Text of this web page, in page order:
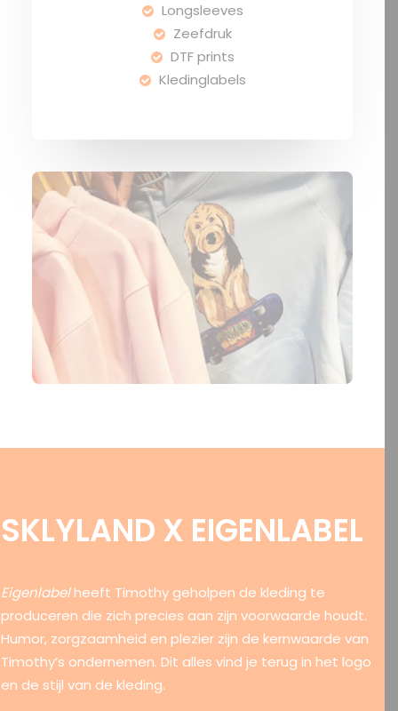
Longsleeves
Zeefdruk
DTF prints
Kledinglabels
SKLYLAND X EIGENLABEL
Eigenlabelheeft Timothy geholpen de kleding te
produceren die zich precies aan zijn voorwaarde houdt.
Humor, zorgzaamheid en plezier zijn de kernwaarde van
Timothy’s ondernemen. Dit alles vind je terug in het logo
en de stijl van de kleding.